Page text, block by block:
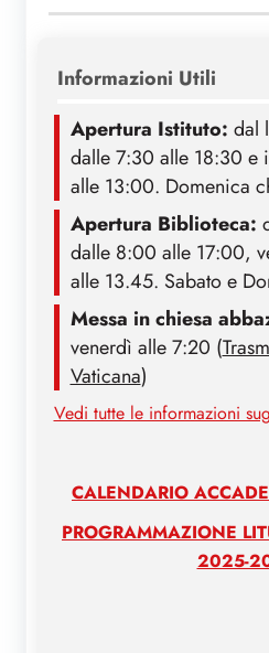
Informazioni Utili
Apertura Istituto: dal
dalle 7:30 alle 18:30 e
alle 13:00. Domenica
Apertura Biblioteca:
dalle 8:00 alle 17:00,
alle 13.45. Sabato e
Messa in chiesa
venerdì alle 7:20 (
Vaticana)
Vedi tutte le informazioni
CALENDARIO
PROGRAMMAZIONE
2025-